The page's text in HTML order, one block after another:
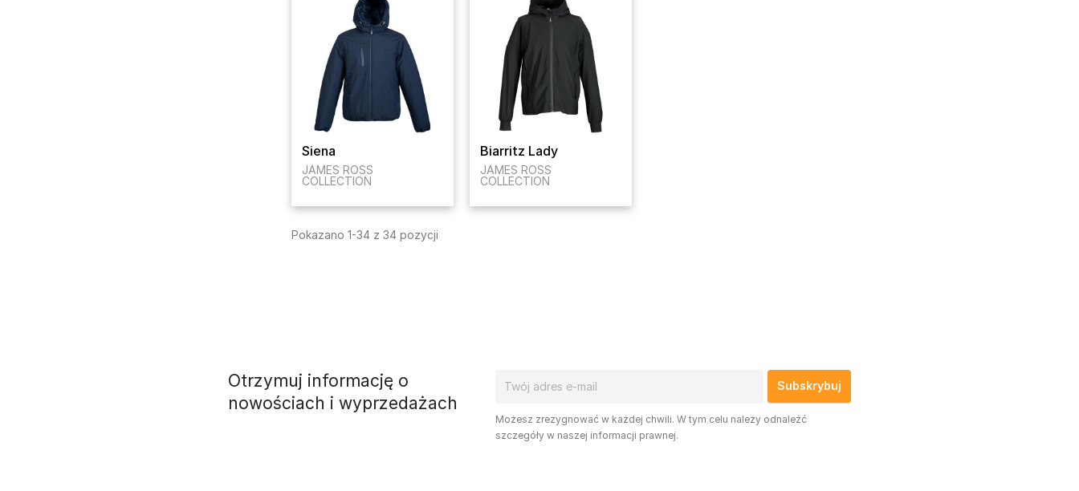
Siena
JAMES ROSS
COLLECTION
Biarritz Lady
JAMES ROSS
COLLECTION
Pokazano 1-34 z 34 pozycji
Otrzymuj informację o
nowościach i wyprzedażach
Możesz zrezygnować w każdej chwili. W tym celu należy odnaleźć
szczegóły w naszej informacji prawnej.